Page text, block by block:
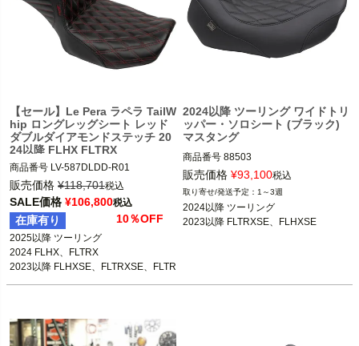
【セール】Le Pera ラペラ TailW
hip ロングレッグシート レッド
ダブルダイアモンドステッチ 20
24以降 FLHX FLTRX
商品番号 LV-587DLDD-R01
2025以降 ツーリング
2024 FLHX、FLTRX
2023以降 FLHXSE、FLTRXSE、FLTR
XSTSE
Le Pera（ラペラ）
販売価格 ¥118,701税込
SALE価格 ¥106,800税込
在庫有り 10％OFF
2025以降 ツーリング
2024 FLHX、FLTRX
2023以降 FLHXSE、FLTRXSE、FLTR
2024以降 ツーリング ワイドトリ
ッパー・ソロシート (ブラック)
マスタング
商品番号 88503
3OT：0801-2015
販売価格 ¥93,100税込
1～3週
2024以降 ツーリング
2023以降 FLTRXSE、FLHXSE